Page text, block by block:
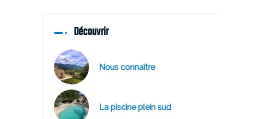
Découvrir
Nous connaître
La piscine plein sud